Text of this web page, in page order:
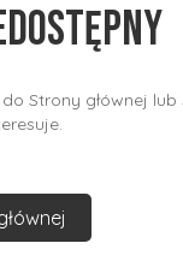
Strony głównej